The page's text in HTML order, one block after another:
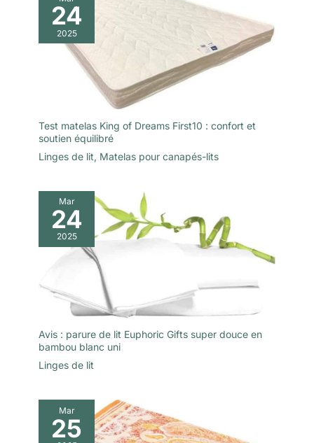
24
2025
Test matelas King of Dreams First10 : confort et
soutien équilibré
Linges de lit, Matelas pour canapés-lits
Mar
24
2025
Avis : parure de lit Euphoric Gifts super douce en
bambou blanc uni
Linges de lit
Mar
25